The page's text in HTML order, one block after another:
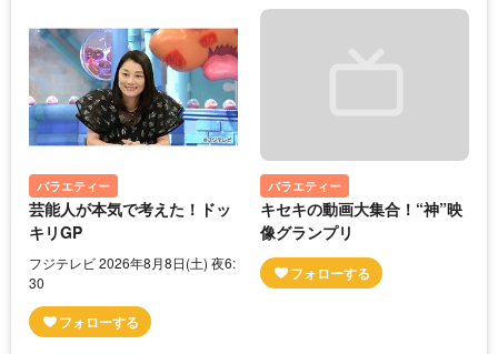
バラエティー
芸能人が本気で考えた！ドッ
キリGP
フジテレビ 2026年8月8日(土) 夜6:
30
バラエティー
キセキの動画大集合！“神”映
像グランプリ